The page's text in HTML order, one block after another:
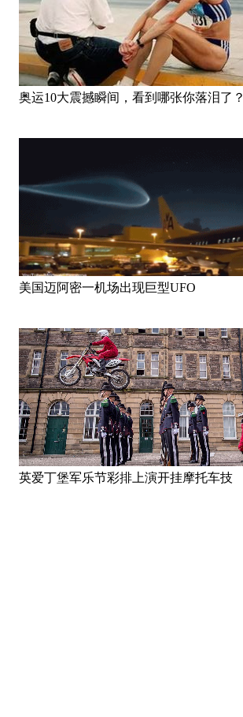
奥运10大震撼瞬间，看到哪张你落泪了？
美国迈阿密一机场出现巨型UFO
英爱丁堡军乐节彩排上演开挂摩托车技